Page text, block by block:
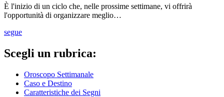
È l'inizio di un ciclo che, nelle prossime settimane, vi offrirà
l'opportunità di organizzare meglio…
segue
Scegli un rubrica:
Oroscopo Settimanale
Caso e Destino
Caratteristiche dei Segni